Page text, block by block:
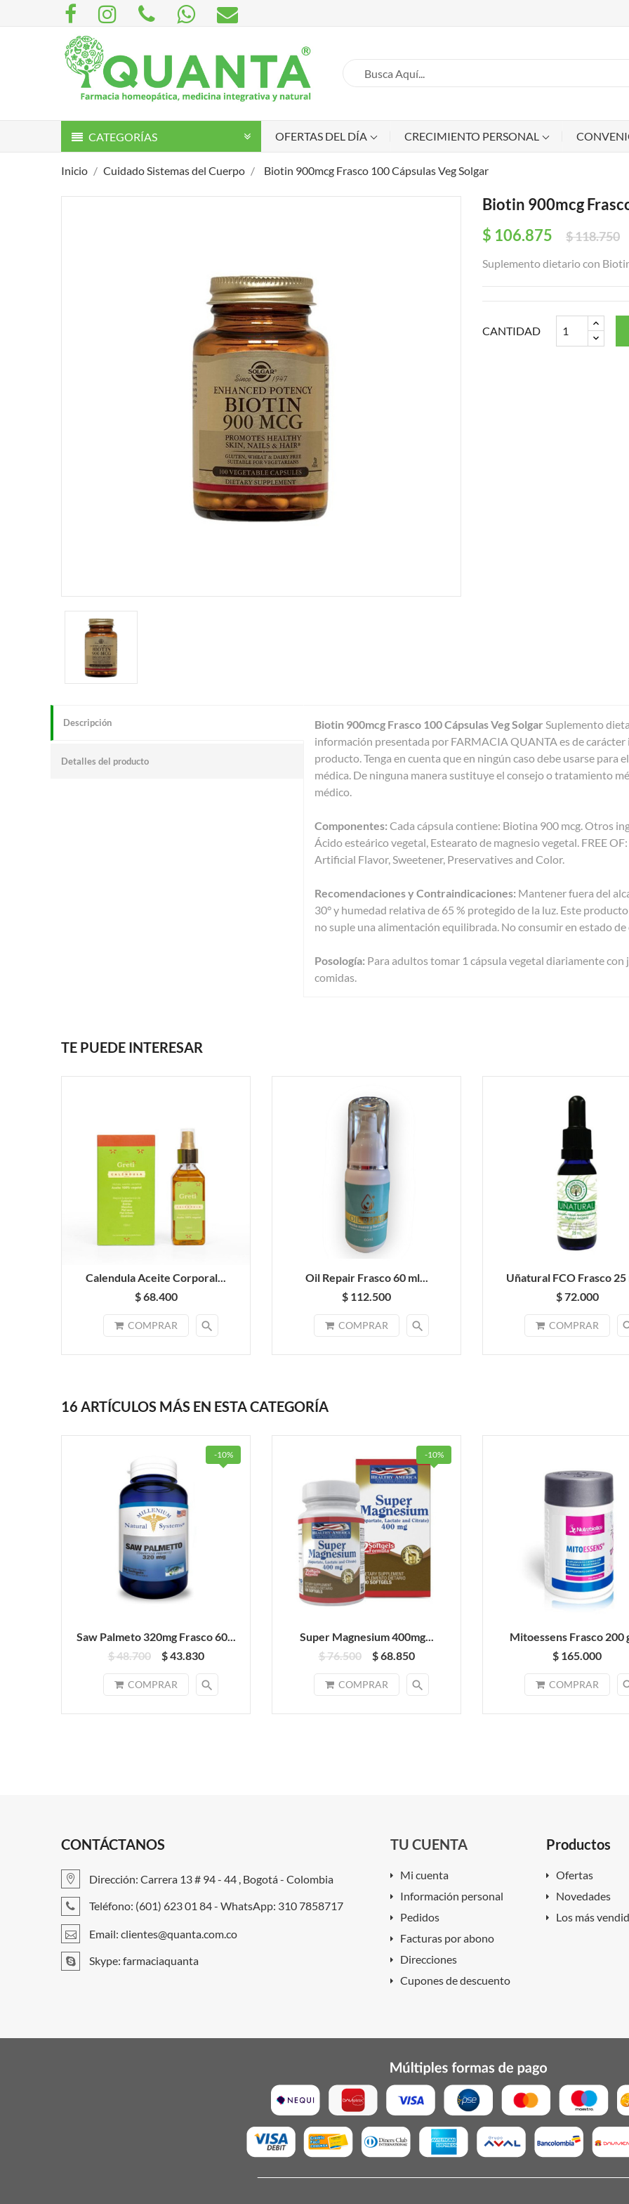
CATEGORÍAS OFERTAS DEL DÍA CRECIMIENTO PERSONAL
Inicio Cuidado Sistemas del Cuerpo Biotin 900mcg Frasco 100 Cápsulas Veg Solgar
Biotin 900mcg
$ 106.875
$ 118.750
Suplemento dietario con
CANTIDAD
Descripción
Detalles del producto
Biotin 900mcg Frasco 100 Cápsulas Veg Solgar Suplemento
información presentada por FARMACIA QUANTA es de
producto. Tenga en cuenta que en ningún caso debe usarse
médica. De ninguna manera sustituye el consejo o tratamiento
médico.
Componentes: Cada cápsula contiene: Biotina 900 mcg. Otros
Ácido esteárico vegetal, Estearato de magnesio vegetal. FREE
Artificial Flavor, Sweetener, Preservatives and Color.
Recomendaciones y Contraindicaciones: Mantener fuera del
30° y humedad relativa de 65 % protegido de la luz. Este
no suple una alimentación equilibrada. No consumir en estado de
Posología: Para adultos tomar 1 cápsula vegetal diariamente
comidas.
TE PUEDE INTERESAR
Calendula Aceite Corporal...
$ 68.400
COMPRAR search
Oil Repair Frasco 60 ml...
$ 112.500
COMPRAR search
Uñatural FCO Frasco 25
$ 72.000
COMPRAR
16 ARTÍCULOS MÁS EN ESTA CATEGORÍA
Saw Palmeto 320mg Frasco 60...
$ 48.700
$ 43.830
COMPRAR search
-10%
Super Magnesium 400mg...
$ 76.500
$ 68.850
COMPRAR search
-10%
Mitoessens Frasco 200
$ 165.000
COMPRAR
CONTÁCTANOS
Dirección: Carrera 13 # 94 - 44 , Bogotá - Colombia
Teléfono: (601) 623 01 84 - WhatsApp: 310 7858717
Email: clientes@quanta.com.co
Skype: farmaciaquanta
TU CUENTA
Mi cuenta
Información personal
Pedidos
Facturas por abono
Direcciones
Cupones de descuento
Productos
Ofertas
Novedades
Los más